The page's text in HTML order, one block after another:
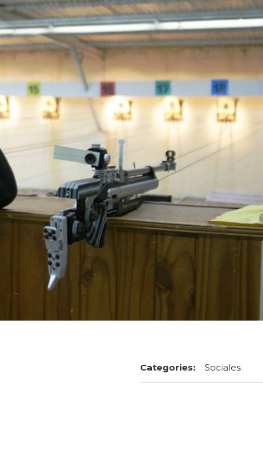
Categories: Sociales